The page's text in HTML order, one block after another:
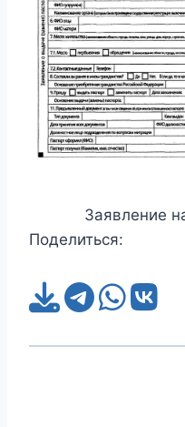
Заявление
Поделиться: